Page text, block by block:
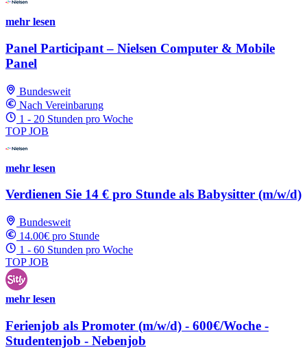
mehr lesen
Panel Participant – Nielsen Computer & Mobile
Panel
Bundesweit
Nach Vereinbarung
1 - 20 Stunden pro Woche
TOP JOB
mehr lesen
Verdienen Sie 14 € pro Stunde als Babysitter (m/w/d)
Bundesweit
14.00€ pro Stunde
1 - 60 Stunden pro Woche
TOP JOB
mehr lesen
Ferienjob als Promoter (m/w/d) - 600€/Woche -
Studentenjob - Nebenjob